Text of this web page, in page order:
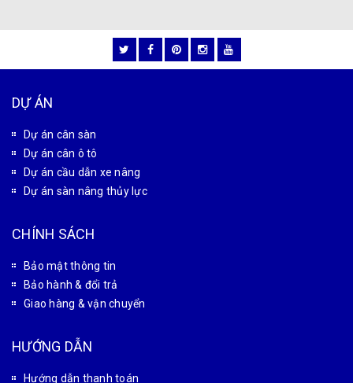
CÔNG TY CỔ PHẦN CÔNG NGHỆ TỰ ĐỘNG TÂN PHÁT
Văn phòng giao dịch: Số 32 Liền Kề 4, Khu đô thị Đại
Thanh, xã Đại Thanh, Thành phố Hà Nội, Việt Nam
0927 966 866